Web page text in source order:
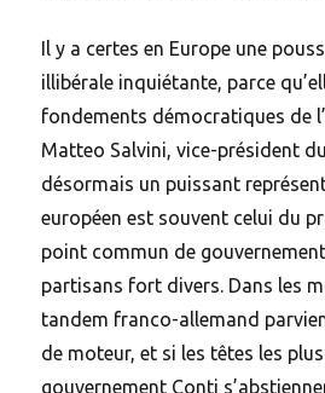
Il y a certes en Europe une
illibérale inquiétante, parce
fondements démocratiques de
Matteo Salvini, vice-président
désormais un puissant
européen est souvent celui du
point commun de
partisans fort divers. Dans les
tandem franco-allemand
de moteur, et si les têtes les
gouvernement Conti